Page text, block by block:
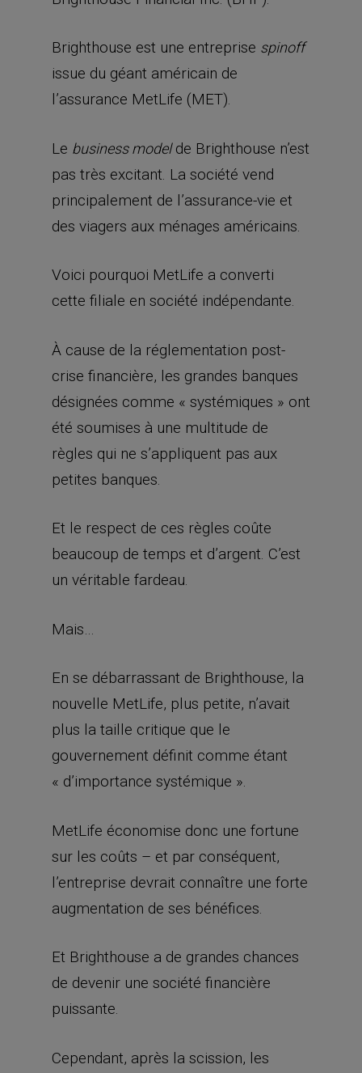
Brighthouse est une entreprise spinoff
issue du géant américain de
l’assurance MetLife (MET).
Le business modelde Brighthouse n’est
pas très excitant. La société vend
principalement de l’assurance-vie et
des viagers aux ménages américains.
Voici pourquoi MetLife a converti
cette filiale en société indépendante.
À cause de la réglementation post-
crise financière, les grandes banques
désignées comme « systémiques » ont
été soumises à une multitude de
règles qui ne s’appliquent pas aux
petites banques.
Et le respect de ces règles coûte
beaucoup de temps et d’argent. C’est
un véritable fardeau.
Mais…
En se débarrassant de Brighthouse, la
nouvelle MetLife, plus petite, n’avait
plus la taille critique que le
gouvernement définit comme étant
« d’importance systémique ».
MetLife économise donc une fortune
sur les coûts – et par conséquent,
l’entreprise devrait connaître une forte
augmentation de ses bénéfices.
Et Brighthouse a de grandes chances
de devenir une société financière
puissante.
Cependant, après la scission, les